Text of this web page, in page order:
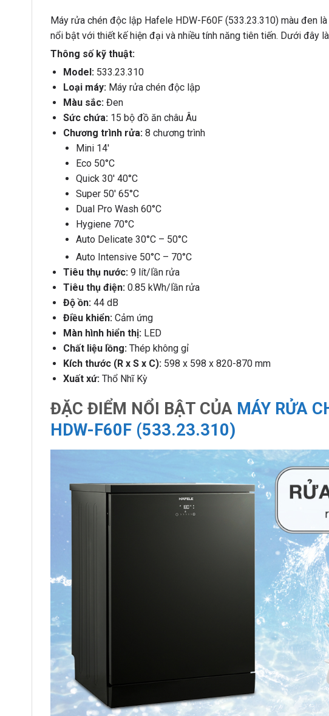
Máy rửa chén độc lập Hafele HDW-F60F (533.23.310) màu đen
nổi bật với thiết kế hiện đại và nhiều tính năng tiên tiến. Dưới đây
Thông số kỹ thuật:
Model:533.23.310
Loại máy:Máy rửa chén độc lập
Màu sắc:Đen
Sức chứa:15 bộ đồ ăn châu Âu
Chương trình rửa: 8 chương trình
Mini 14′
Eco 50°C
Quick 30′ 40°C
Super 50′ 65°C
Dual Pro Wash 60°C
Hygiene 70°C
Auto Delicate 30°C – 50°C
Auto Intensive 50°C – 70°C
Tiêu thụ nước:9 lít/lần rửa
Tiêu thụ điện:0.85 kWh/lần rửa
Độ ồn:44 dB
Điều khiển:Cảm ứng
Màn hình hiển thị:LED
Chất liệu lồng:Thép không gỉ
Kích thước (R x S x C):598 x 598 x 820-870 mm
Xuất xứ:Thổ Nhĩ Kỳ
ĐẶC ĐIỂM NỔI BẬT CỦA MÁY RỬA
HDW-F60F (533.23.310)